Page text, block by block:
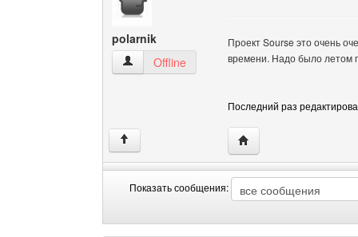
polarnik
polarnik Посмотреть профиль
Offline
Проект Sourse это очень
времени. Надо было летом
Последний раз
↑ Посетить сайт
Показать сообщения:
сообщения
by